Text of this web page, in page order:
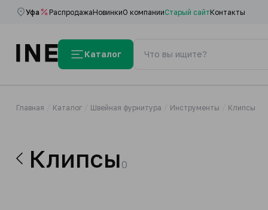
Уфа РаспродажаНовинкиО компанииСтарый сайтКонтакты
Каталог
Главная Каталог Швейная фурнитура Инструменты Клипсы
Клипсы 0